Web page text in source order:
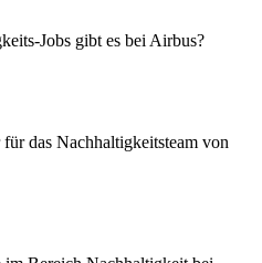
Jobs gibt es bei Airbus?
das Nachhaltigkeitsteam von